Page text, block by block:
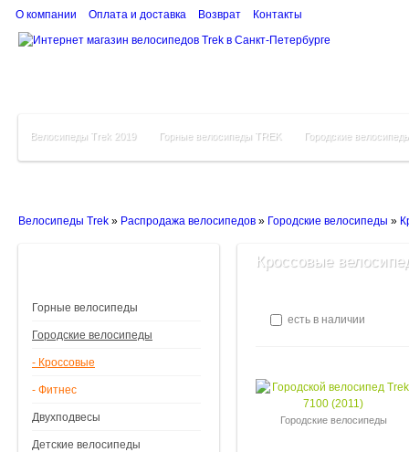
О компании Оплата и доставка Возврат Контакты
Велосипеды Trek 2019 Горные велосипеды TREK Городские
Велосипеды Trek » Распродажа велосипедов » Городские велосипеды »
Горные велосипеды
Городские велосипеды
- Кроссовые
- Фитнес
Двухподвесы
Детские велосипеды
Кроссовые
есть в наличии
Городские велосипеды